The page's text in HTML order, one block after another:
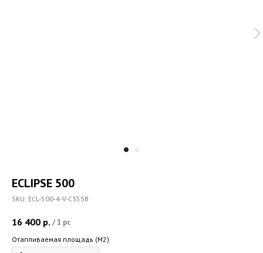
ECLIPSE 500
SKU: ECL-500-4-V-C35SB
16 400 р. /1 pc
Отапливаемая площадь (M2)